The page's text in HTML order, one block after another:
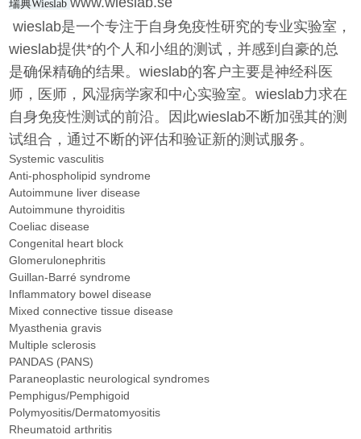
瑞典Wieslab
wieslab是一个专注于自身免疫性研究的专业实验室，
wieslab提供*的个人和小组的测试，并感到自豪的总
是确保精确的结果。wieslab的客户主要是神经科医
师，医师，风湿病学家和中心实验室。wieslab力求在
自身免疫性测试的前沿。因此wieslab不断加强其的测
试组合，通过不断的评估和验证新的测试服务。
Systemic vasculitis
Anti-phospholipid syndrome
Autoimmune liver disease
Autoimmune thyroiditis
Coeliac disease
Congenital heart block
Glomerulonephritis
Guillan-Barré syndrome
Inflammatory bowel disease
Mixed connective tissue disease
Myasthenia gravis
Multiple sclerosis
PANDAS (PANS)
Paraneoplastic neurological syndromes
Pemphigus/Pemphigoid
Polymyositis/Dermatomyositis
Rheumatoid arthritis